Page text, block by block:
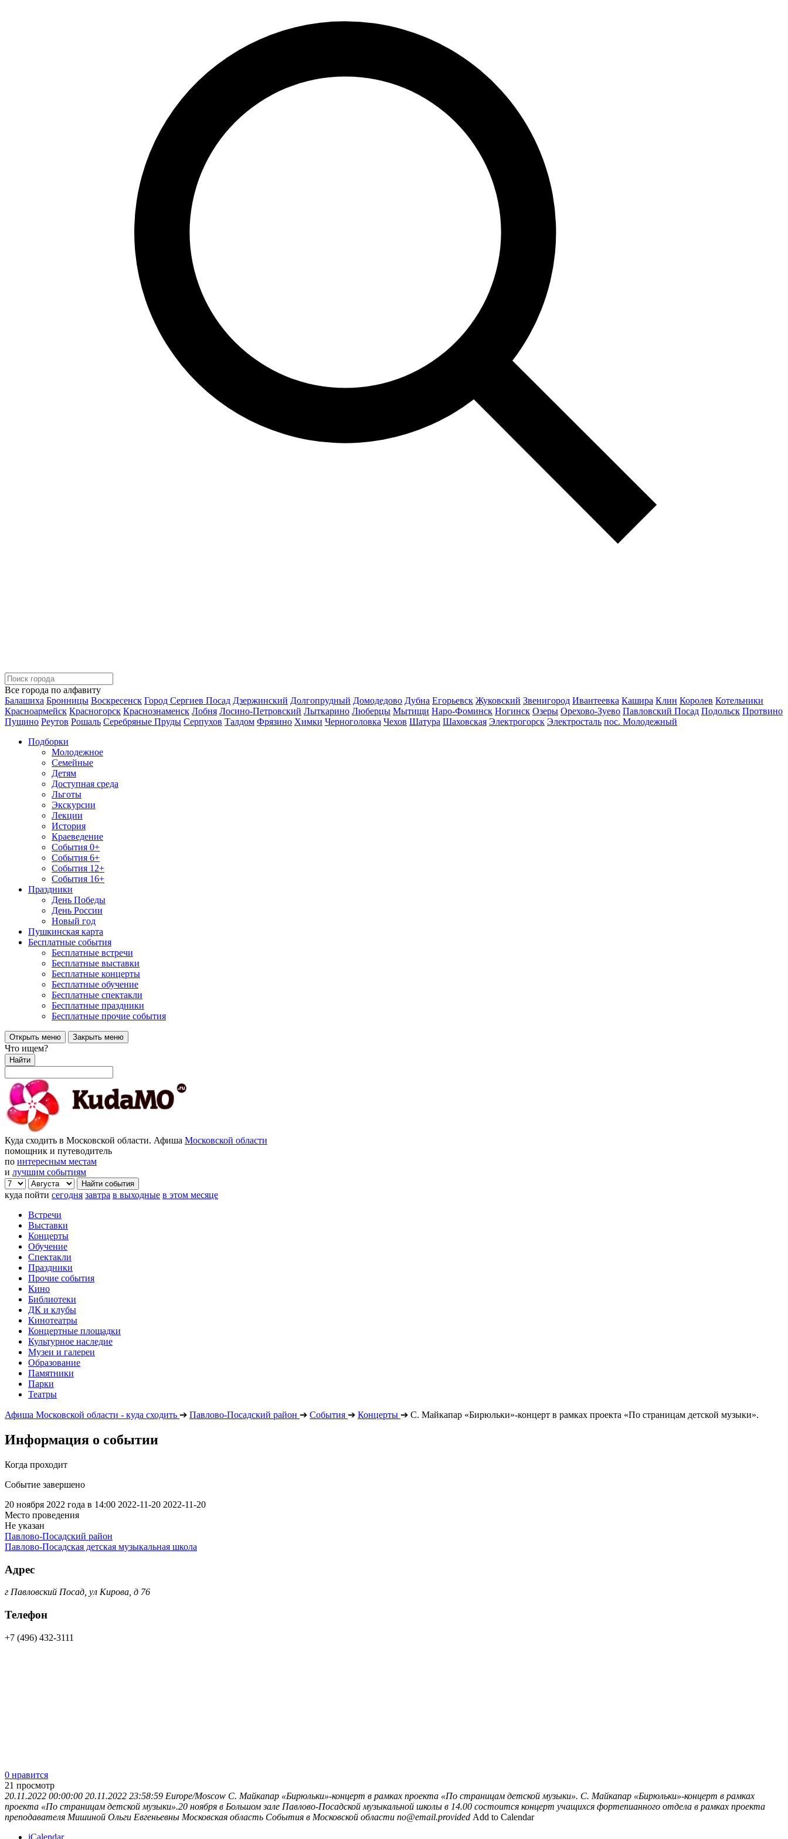
Все города по алфавиту
Балашиха Бронницы Воскресенск Город Сергиев Посад Дзержинский Долгопрудный Домодедово Дубна Егорьевск Жуковский Звенигород Ивантеевка Кашира Клин Королев Котельники
Красноармейск Красногорск Краснознаменск Лобня Лосино-Петровский Лыткарино Люберцы Мытищи Наро-Фоминск Ногинск Озеры Орехово-Зуево Павловский Посад Подольск Протвино
Пущино Реутов Рошаль Серебряные Пруды Серпухов Талдом Фрязино Химки Черноголовка Чехов Шатура Шаховская Электрогорск Электросталь пос. Молодежный
Подборки
Молодежное
Семейные
Детям
Доступная среда
Льготы
Экскурсии
Лекции
История
Краеведение
События 0+
События 6+
События 12+
События 16+
Праздники
День Победы
День России
Новый год
Пушкинская карта
Бесплатные события
Бесплатные встречи
Бесплатные выставки
Бесплатные концерты
Бесплатные обучение
Бесплатные спектакли
Бесплатные праздники
Бесплатные прочие события
Открыть меню Закрыть меню
Что ищем?
Найти
Куда сходить в Московской области. Афиша Московской области
помощник и путеводитель
по интересным местам
и лучшим событиям
куда пойти сегодня завтра в выходные в этом месяце
Встречи
Выставки
Концерты
Обучение
Спектакли
Праздники
Прочие события
Кино
Библиотеки
ДК и клубы
Кинотеатры
Концертные площадки
Культурное наследие
Музеи и галереи
Образование
Памятники
Парки
Театры
Афиша Московской области - куда сходить ➔ Павлово-Посадский район ➔ События ➔ Концерты ➔ С. Майкапар «Бирюльки»-концерт в рамках проекта «По страницам детской музыки».
Информация о событии
Когда проходит
Событие завершено
20 ноября 2022 года в 14:00 2022-11-20 2022-11-20
Место проведения
Не указан
Павлово-Посадский район
Павлово-Посадская детская музыкальная школа
Адрес
г Павловский Посад, ул Кирова, д 76
Телефон
+7 (496) 432-3111
0 нравится
21 просмотр
20.11.2022 00:00:00 20.11.2022 23:58:59 Europe/Moscow С. Майкапар «Бирюльки»-концерт в рамках проекта «По страницам детской музыки». С. Майкапар «Бирюльки»-концерт в рамках
проекта «По страницам детской музыки».20 ноября в Большом зале Павлово-Посадской музыкальной школы в 14.00 состоится концерт учащихся фортепианного отдела в рамках проекта
преподавателя Мишиной Ольги Евгеньевны Московская область События в Московской области no@email.provided Add to Calendar
iCalendar